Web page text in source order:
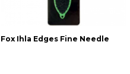
Fox Ihla Edges Fine Needle